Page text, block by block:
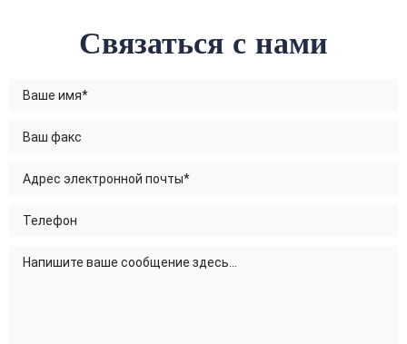
Связаться с нами